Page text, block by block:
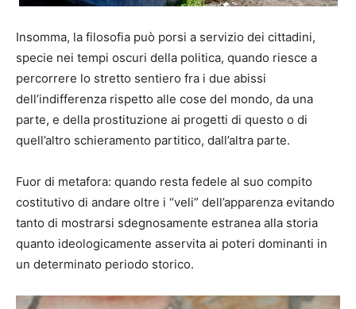
Insomma, la filosofia può porsi a servizio dei cittadini,
specie nei tempi oscuri della politica, quando riesce a
percorrere lo stretto sentiero fra i due abissi
dell’indifferenza rispetto alle cose del mondo, da una
parte, e della prostituzione ai progetti di questo o di
quell’altro schieramento partitico, dall’altra parte.
Fuor di metafora: quando resta fedele al suo compito
costitutivo di andare oltre i “veli” dell’apparenza evitando
tanto di mostrarsi sdegnosamente estranea alla storia
quanto ideologicamente asservita ai poteri dominanti in
un determinato periodo storico.